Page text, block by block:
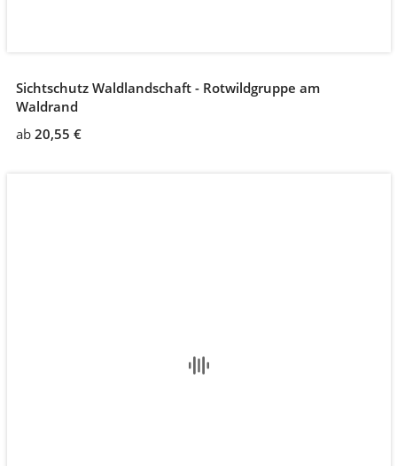
Sichtschutz Waldlandschaft - Rotwildgruppe am
Waldrand
ab 20,55 €